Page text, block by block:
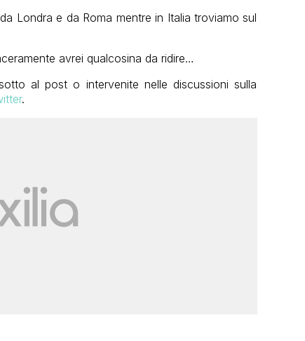
Londra e da Roma mentre in Italia troviamo sul
avrei qualcosina da ridire…
al post o intervenite nelle discussioni sulla
.